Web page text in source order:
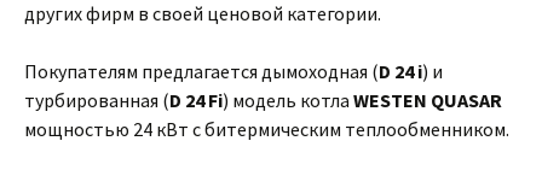
других фирм в своей ценовой категории.
Покупателям предлагается дымоходная (D 24 i) и
турбированная (D 24Fi) модель котла WESTEN QUASAR
мощностью 24 кВт с битермическим теплообменником.